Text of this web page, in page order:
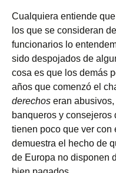
Cualquiera entiende
los que se consideran
funcionarios lo
sido despojados de
cosa es que los demás
años que comenzó el
derechos eran
banqueros y consejeros
tienen poco que ver con
demuestra el hecho de
de Europa no disponen